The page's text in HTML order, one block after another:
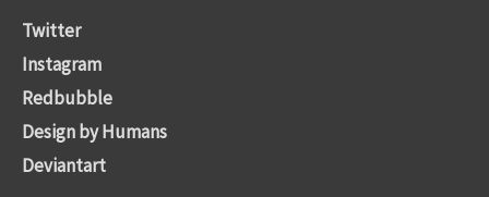
Twitter
Instagram
Redbubble
Design by Humans
Deviantart